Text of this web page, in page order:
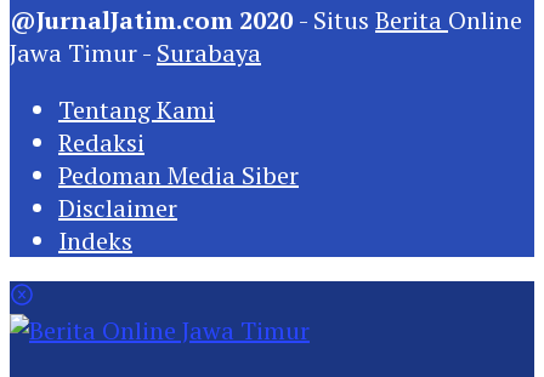
@JurnalJatim.com 2020 - Situs Berita Online
Jawa Timur - Surabaya
Tentang Kami
Redaksi
Pedoman Media Siber
Disclaimer
Indeks